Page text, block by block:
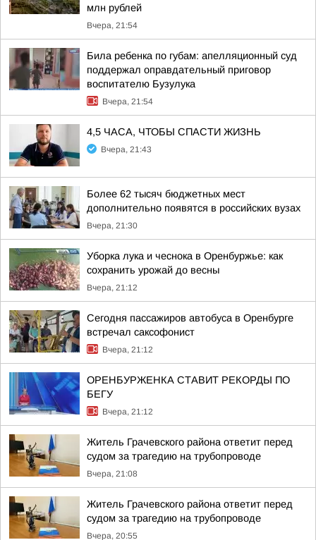
млн рублей
Вчера, 21:54
Била ребенка по губам: апелляционный суд
поддержал оправдательный приговор
воспитателю Бузулука
Вчера, 21:54
4,5 ЧАСА, ЧТОБЫ СПАСТИ ЖИЗНЬ
Вчера, 21:43
Более 62 тысяч бюджетных мест
дополнительно появятся в российских вузах
Вчера, 21:30
Уборка лука и чеснока в Оренбуржье: как
сохранить урожай до весны
Вчера, 21:12
Сегодня пассажиров автобуса в Оренбурге
встречал саксофонист
Вчера, 21:12
ОРЕНБУРЖЕНКА СТАВИТ РЕКОРДЫ ПО
БЕГУ
Вчера, 21:12
Житель Грачевского района ответит перед
судом за трагедию на трубопроводе
Вчера, 21:08
Житель Грачевского района ответит перед
судом за трагедию на трубопроводе
Вчера, 20:55